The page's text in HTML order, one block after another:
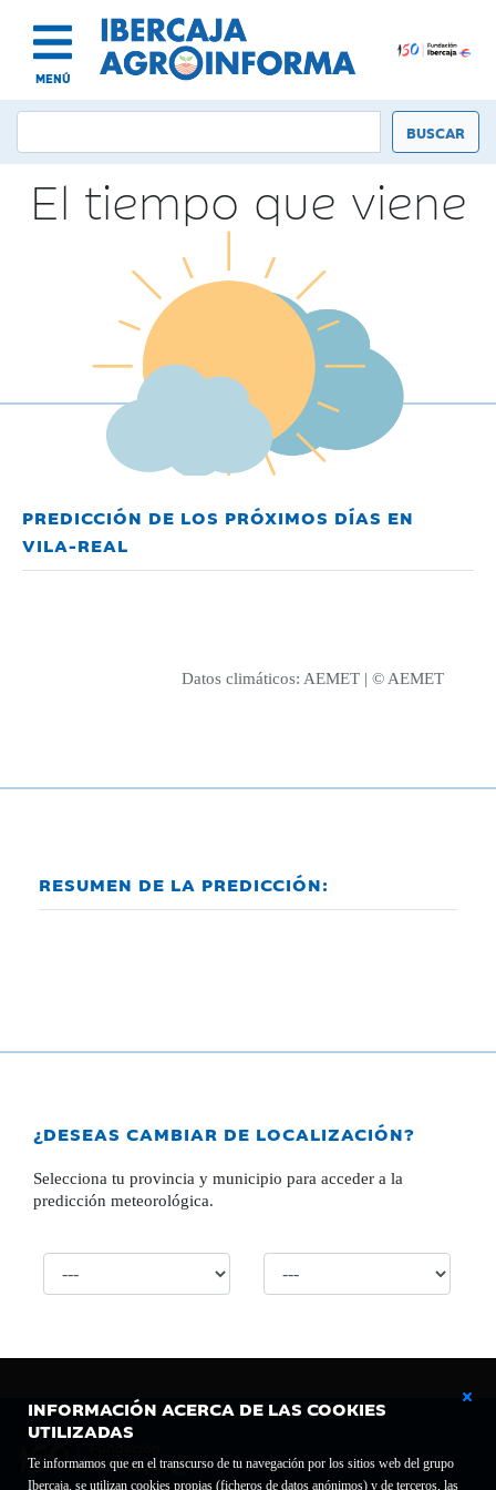
MENÚ
INFORMACIÓN ACERCA DE LAS COOKIES
UTILIZADAS
Te informamos que en el transcurso de tu navegación por los sitios web del grupo
Ibercaja, se utilizan cookies propias (ficheros de datos anónimos) y de terceros, las
El tiempo que viene
PREDICCIÓN DE LOS PRÓXIMOS DÍAS EN
VILA-REAL
Datos climáticos: AEMET | © AEMET
RESUMEN DE LA PREDICCIÓN:
¿DESEAS CAMBIAR DE LOCALIZACIÓN?
Selecciona tu provincia y municipio para acceder a la
predicción meteorológica.